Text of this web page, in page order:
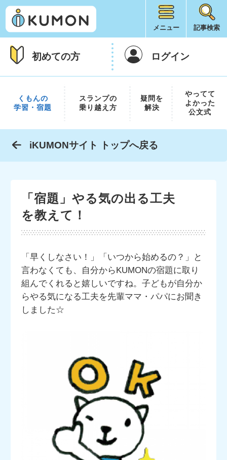
メニュー 記事検索
初めての方 ログイン
くもんの
学習・宿題
スランプの
乗り越え方
疑問を
解決
やってて
よかった
公文式
iKUMONサイト トップへ戻る
「宿題」やる気の出る工夫
を教えて！
「早くしなさい！」「いつから始めるの？」と
言わなくても、自分からKUMONの宿題に取り
組んでくれると嬉しいですね。子どもが自分か
らやる気になる工夫を先輩ママ・パパにお聞き
しました☆